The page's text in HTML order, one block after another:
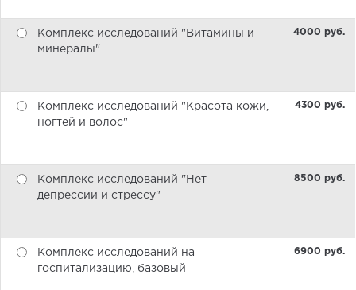
Комплекс исследований "Витамины и
минералы"
4000 pуб.
Комплекс исследований "Красота кожи,
ногтей и волос"
4300 pуб.
Комплекс исследований "Нет
депрессии и стрессу"
8500 pуб.
Комплекс исследований на
госпитализацию, базовый
6900 pуб.